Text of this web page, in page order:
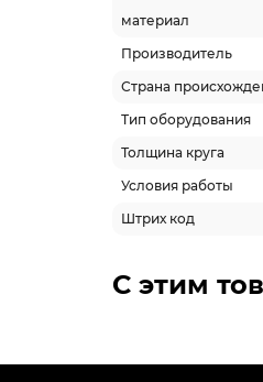
материал
Производитель
Страна
Тип оборудования
Толщина круга
Условия работы
Штрих код
С этим